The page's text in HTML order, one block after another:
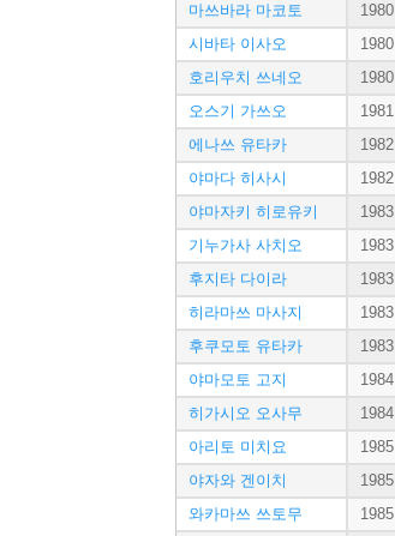
마쓰바라 마코토
1980
시바타 이사오
1980
호리우치 쓰네오
1980
오스기 가쓰오
1981
에나쓰 유타카
1982
야마다 히사시
1982
야마자키 히로유키
1983
기누가사 사치오
1983
후지타 다이라
1983
히라마쓰 마사지
1983
후쿠모토 유타카
1983
야마모토 고지
1984
히가시오 오사무
1984
아리토 미치요
1985
야자와 겐이치
1985
와카마쓰 쓰토무
1985